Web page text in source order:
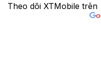
Theo dõi XTMobile trên